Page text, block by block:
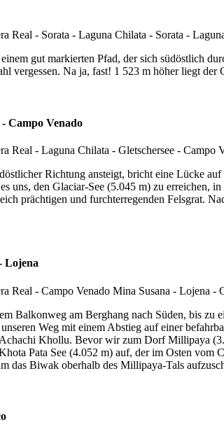
gut markierten Pfad, der sich südöstlich
vergessen. Na ja, fast! 1 523 m höher liegt
Campo Venado
Richtung ansteigt, bricht eine Lücke
uns, den Glaciar-See (5.045 m) zu erreichen,
prächtigen und furchterregenden Felsgrat.
Lojena
Balkonweg am Berghang nach Süden, bis zu
Weg mit einem Abstieg auf einer
Khollu. Bevor wir zum Dorf Millipaya
Pata See (4.052 m) auf, der im Osten
das Biwak oberhalb des Millipaya-Tals